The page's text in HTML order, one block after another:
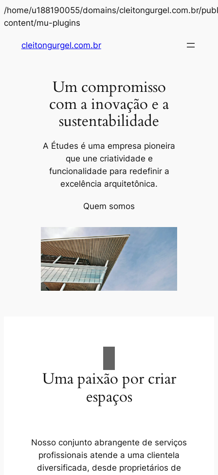
/home/u188190055/domains/cleitongurgel.com.br/
content/mu-plugins
o
cleitongurgel.com.br
Um compromisso
com a inovação e a
sustentabilidade
A Études é uma empresa pioneira
que une criatividade e
funcionalidade para redefinir a
excelência arquitetônica.
Quem somos
Uma paixão por criar
espaços
Nosso conjunto abrangente de serviços
profissionais atende a uma clientela
diversificada, desde proprietários de